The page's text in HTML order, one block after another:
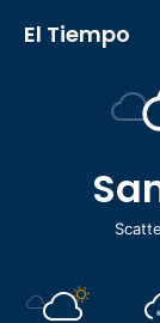
El Tiempo